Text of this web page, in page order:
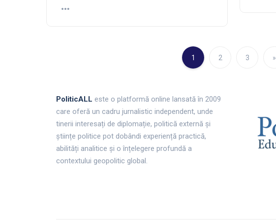
1 2 3 »
PoliticALL este o platformă online lansată în 2009
care oferă un cadru jurnalistic independent, unde
tinerii interesați de diplomație, politică externă și
științe politice pot dobândi experiență practică,
abilități analitice și o înțelegere profundă a
contextului geopolitic global.